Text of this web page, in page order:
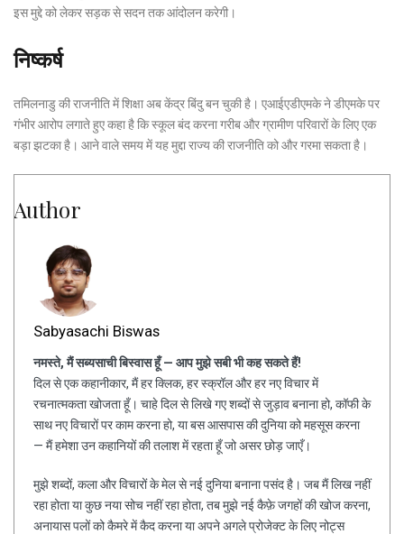
इस मुद्दे को लेकर सड़क से सदन तक आंदोलन करेगी।
निष्कर्ष
तमिलनाडु की राजनीति में शिक्षा अब केंद्र बिंदु बन चुकी है। एआईएडीएमके ने डीएमके पर
गंभीर आरोप लगाते हुए कहा है कि स्कूल बंद करना गरीब और ग्रामीण परिवारों के लिए एक
बड़ा झटका है। आने वाले समय में यह मुद्दा राज्य की राजनीति को और गरमा सकता है।
Author
Sabyasachi Biswas
नमस्ते, मैं सब्यसाची बिस्वास हूँ — आप मुझे सबी भी कह सकते हैं!
दिल से एक कहानीकार, मैं हर क्लिक, हर स्क्रॉल और हर नए विचार में
रचनात्मकता खोजता हूँ। चाहे दिल से लिखे गए शब्दों से जुड़ाव बनाना हो, कॉफी के
साथ नए विचारों पर काम करना हो, या बस आसपास की दुनिया को महसूस करना
— मैं हमेशा उन कहानियों की तलाश में रहता हूँ जो असर छोड़ जाएँ।
मुझे शब्दों, कला और विचारों के मेल से नई दुनिया बनाना पसंद है। जब मैं लिख नहीं
रहा होता या कुछ नया सोच नहीं रहा होता, तब मुझे नई कैफ़े जगहों की खोज करना,
अनायास पलों को कैमरे में कैद करना या अपने अगले प्रोजेक्ट के लिए नोट्स